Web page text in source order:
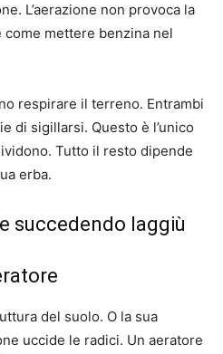
L’aerazione non provoca la
mettere benzina nel
respirare il terreno. Entrambi
di sigillarsi. Questo è l’unico
Tutto il resto dipende
erba.
succedendo laggiù
del suolo. O la sua
uccide le radici. Un aeratore